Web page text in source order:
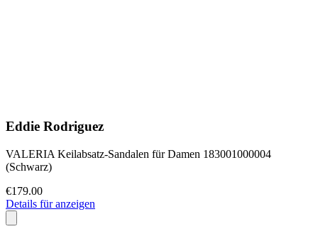
Eddie Rodriguez
VALERIA Keilabsatz-Sandalen für Damen 183001000004
(Schwarz)
€179.00
Details für anzeigen